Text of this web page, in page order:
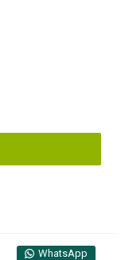
WhatsApp